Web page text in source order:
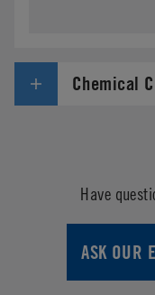
Chemical
Have
ASK OUR